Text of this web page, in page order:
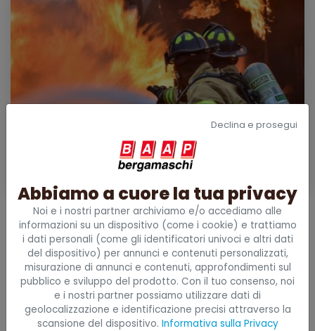
Aggiornamento per Addetto alla
prevenzione incendi- livello 3
Antincendio
Data: 24 settembre 2026 Orario: 9:00-17:30 Sede: Baap
Academy - Selvazzano Dentro in Via G.Galilei, 29 Corso
erogato in conformità alle normative vigenti in materia di
Declina e prosegui
Abbiamo a cuore la tua privacy
Noi e i nostri partner archiviamo e/o accediamo alle
informazioni su un dispositivo (come i cookie) e trattiamo
i dati personali (come gli identificatori univoci e altri dati
del dispositivo) per annunci e contenuti personalizzati,
misurazione di annunci e contenuti, approfondimenti sul
pubblico e sviluppo del prodotto. Con il tuo consenso, noi
e i nostri partner possiamo utilizzare dati di
geolocalizzazione e identificazione precisi attraverso la
scansione del dispositivo. Informativa sulla Privacy